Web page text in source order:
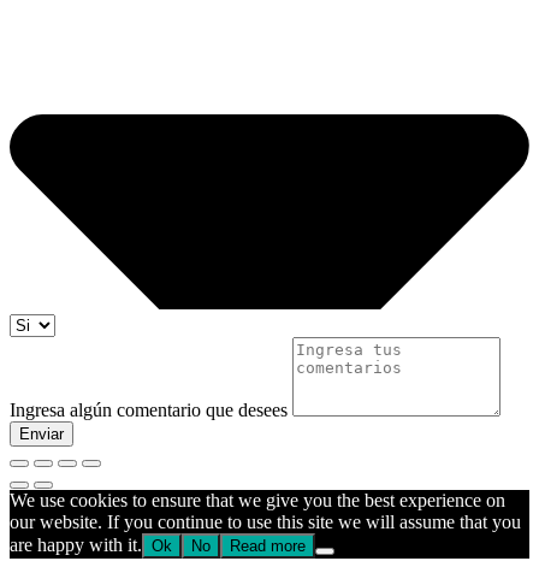
Ingresa algún comentario que desees
Enviar
We use cookies to ensure that we give you the best experience on
our website. If you continue to use this site we will assume that you
are happy with it. Ok No Read more